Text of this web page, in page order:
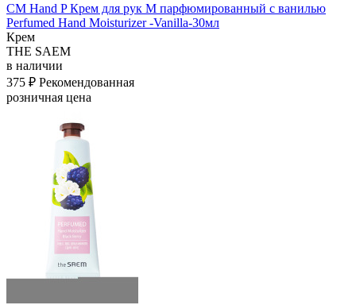
СМ Hand P Крем для рук M парфюмированный с ванилью
Perfumed Hand Moisturizer -Vanilla-30мл
Крем
THE SAEM
в наличии
375 ₽ Рекомендованная
розничная цена